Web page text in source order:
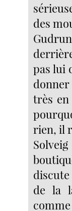
des
pas lui
très
rien, il
de la